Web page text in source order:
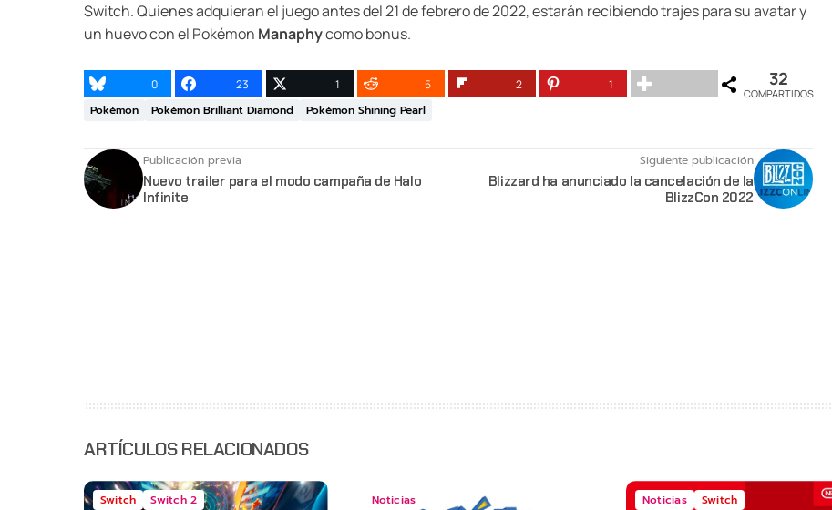
Switch. Quienes adquieran el juego antes del 21 de febrero de 2022, estarán recibiendo trajes para su avatar y
un huevo con el Pokémon Manaphycomo bonus.
0 23 1 5 2 1 32
COMPARTIDOS
Pokémon Pokémon Brilliant Diamond Pokémon Shining Pearl
Publicación previa
Nuevo trailer para el modo campaña de Halo
Infinite
Siguiente publicación
Blizzard ha anunciado la cancelación de la
BlizzCon 2022
ARTÍCULOS RELACIONADOS
Switch Switch 2 Noticias Noticias Switch